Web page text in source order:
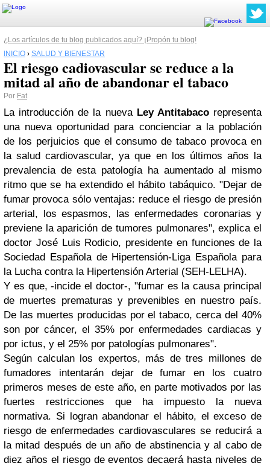
¿Los artículos de tu blog publicados aquí? ¡Propón tu blog!
INICIO › SALUD Y BIENESTAR
El riesgo cadiovascular se reduce a la
mitad al año de abandonar el tabaco
Por Fat
La introducción de la nueva Ley Antitabacorepresenta
una nueva oportunidad para concienciar a la población
de los perjuicios que el consumo de tabaco provoca en
la salud cardiovascular, ya que en los últimos años la
prevalencia de esta patología ha aumentado al mismo
ritmo que se ha extendido el hábito tabáquico. "Dejar de
fumar provoca sólo ventajas: reduce el riesgo de presión
arterial, los espasmos, las enfermedades coronarias y
previene la aparición de tumores pulmonares", explica el
doctor José Luis Rodicio, presidente en funciones de la
Sociedad Española de Hipertensión-Liga Española para
la Lucha contra la Hipertensión Arterial (SEH-LELHA).
Y es que, -incide el doctor-, "fumar es la causa principal
de muertes prematuras y prevenibles en nuestro país.
De las muertes producidas por el tabaco, cerca del 40%
son por cáncer, el 35% por enfermedades cardiacas y
por ictus, y el 25% por patologías pulmonares".
Según calculan los expertos, más de tres millones de
fumadores intentarán dejar de fumar en los cuatro
primeros meses de este año, en parte motivados por las
fuertes restricciones que ha impuesto la nueva
normativa. Si logran abandonar el hábito, el exceso de
riesgo de enfermedades cardiovasculares se reducirá a
la mitad después de un año de abstinencia y al cabo de
diez años el riesgo de eventos decaerá hasta niveles de